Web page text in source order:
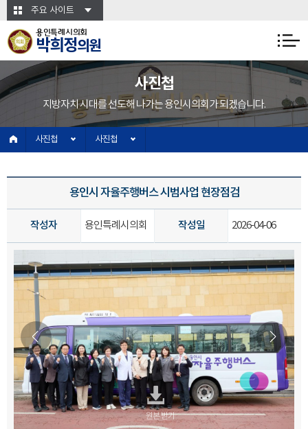
본문바로가기주요 사이트
용인특례시의회
박희정의원
사진첩
지방자치 시대를 선도해 나가는 용인시의회가 되겠습니다.
사진첩 사진첩
용인시 자율주행버스 시범사업 현장점검
작성자 용인특례시의회 작성일 2026-04-06
원본 받기
원본 받기
원본 받기
원본 받기
원본 받기
원본 받기
원본 받기
원본 받기
원본 받기
원본 받기